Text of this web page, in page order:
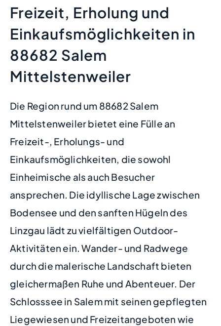
Freizeit, Erholung und
Einkaufsmöglichkeiten in
88682 Salem
Mittelstenweiler
Die Region rund um 88682 Salem
Mittelstenweiler bietet eine Fülle an
Freizeit-, Erholungs- und
Einkaufsmöglichkeiten, die sowohl
Einheimische als auch Besucher
ansprechen. Die idyllische Lage zwischen
Bodensee und den sanften Hügeln des
Linzgau lädt zu vielfältigen Outdoor-
Aktivitäten ein. Wander- und Radwege
durch die malerische Landschaft bieten
gleichermaßen Ruhe und Abenteuer. Der
Schlosssee in Salem mit seinen gepflegten
Liegewiesen und Freizeitangeboten wie